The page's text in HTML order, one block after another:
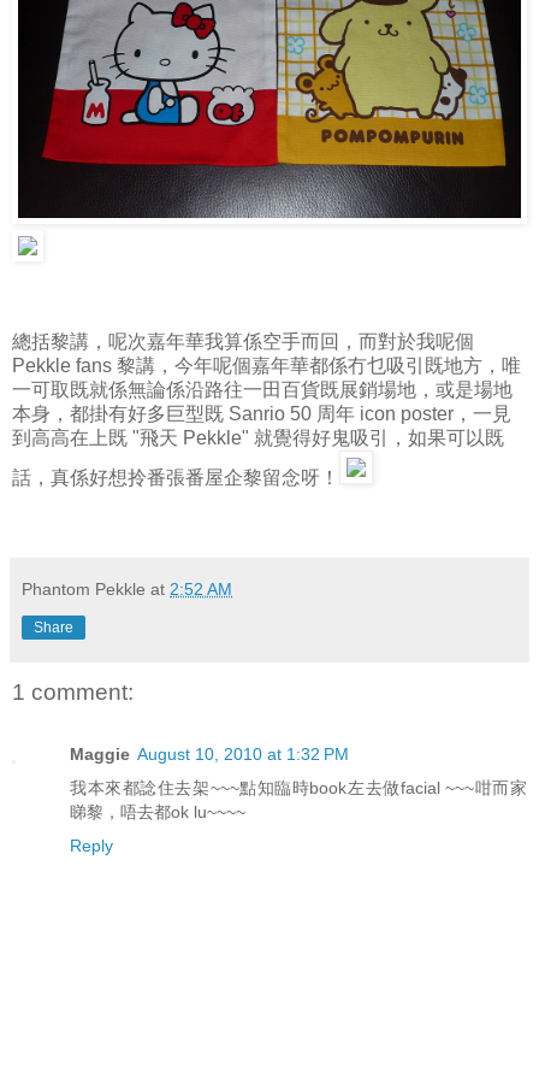
總括黎講，呢次嘉年華我算係空手而回，而對於我呢個
Pekkle fans 黎講，今年呢個嘉年華都係冇乜吸引既地方，唯
一可取既就係無論係沿路往一田百貨既展銷場地，或是場地
本身，都掛有好多巨型既 Sanrio 50 周年 icon poster，一見
到高高在上既 "飛天 Pekkle" 就覺得好鬼吸引，如果可以既
話，真係好想拎番張番屋企黎留念呀！
Phantom Pekkle at 2:52 AM
Share
1 comment:
Maggie August 10, 2010 at 1:32 PM
我本來都諗住去架~~~點知臨時book左去做facial ~~~咁而家
睇黎，唔去都ok lu~~~~
Reply